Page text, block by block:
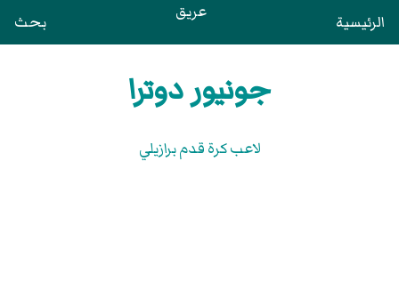
الرئيسية عريق بحث
جونيور دوترا
لاعب كرة قدم برازيلي